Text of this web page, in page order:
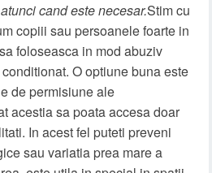
cand este necesar.Stim cu
copiii sau persoanele foarte in
foloseasca in mod abuziv
O optiune buna este
de permisiune ale
acestia sa poata accesa doar
In acest fel puteti preveni
sau variatia prea mare a